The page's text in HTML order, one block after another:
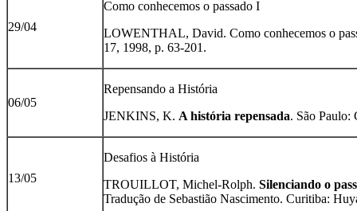
29/04
Como conhecemos o passado I
LOWENTHAL, David. Como conhecemos o
17, 1998, p. 63-201.
06/05
Repensando a História
JENKINS, K. A história repensada. São Paulo:
13/05
Desafios à História
TROUILLOT, Michel-Rolph. Silenciando o
Tradução de Sebastião Nascimento. Curitiba: